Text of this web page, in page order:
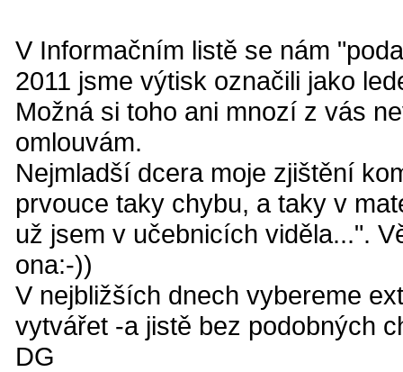
V Informačním listě se nám
2011 jsme výtisk označili jako
Možná si toho ani mnozí z vás
omlouvám.
Nejmladší dcera moje zjištění
prvouce taky chybu, a taky v
už jsem v učebnicích viděla...".
ona:-))
V nejbližších dnech vybereme
vytvářet -a jistě bez podobných
DG